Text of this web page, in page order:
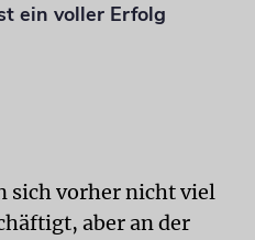
ein voller Erfolg
sich vorher nicht viel
aber an der